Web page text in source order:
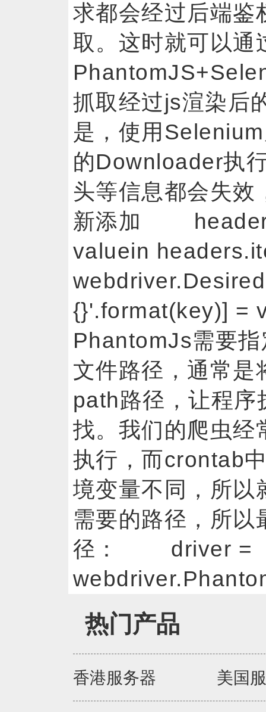
求都会经过后端鉴
取。这时就可以通
抓取经过js渲染
是，使用
的Downloader执
头等信息都会失
新添加
valuein
{}'.format(key)]
PhantomJs需要
文件路径，通常是
path路径，让程
找。我们的爬虫
执行，而crontab
境变量不同，所
需要的路径，所以
径： driver =
热门产品
香港服务器 美国